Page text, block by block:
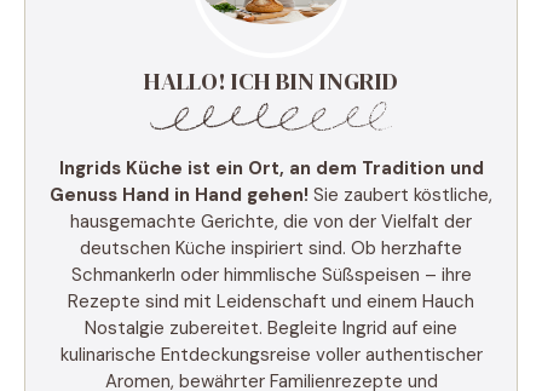
HALLO! ICH BIN INGRID
Ingrids Küche ist ein Ort, an dem Tradition und
Genuss Hand in Hand gehen! Sie zaubert köstliche,
hausgemachte Gerichte, die von der Vielfalt der
deutschen Küche inspiriert sind. Ob herzhafte
Schmankerln oder himmlische Süßspeisen – ihre
Rezepte sind mit Leidenschaft und einem Hauch
Nostalgie zubereitet. Begleite Ingrid auf eine
kulinarische Entdeckungsreise voller authentischer
Aromen, bewährter Familienrezepte und